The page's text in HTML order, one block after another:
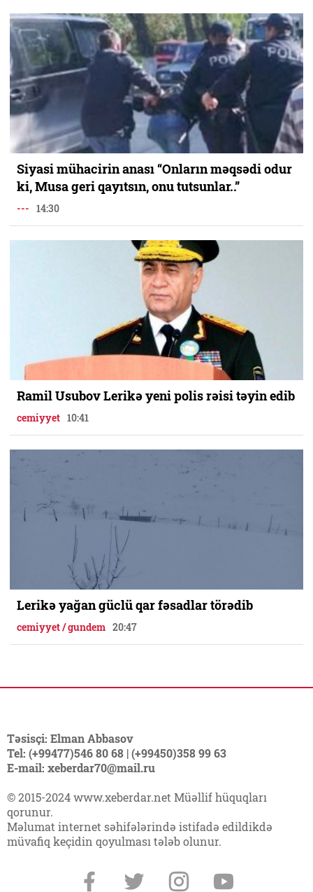
Siyasi mühacirin anası “Onların məqsədi odur
ki, Musa geri qayıtsın, onu tutsunlar..”
--- 14:30
Ramil Usubov Lerikə yeni polis rəisi təyin edib
cemiyyet 10:41
Lerikə yağan güclü qar fəsadlar törədib
cemiyyet / gundem 20:47
Təsisçi: Elman Abbasov
Tel: (+99477)546 80 68 | (+99450)358 99 63
E-mail: xeberdar70@mail.ru
© 2015-2024 www.xeberdar.net Müəllif hüquqları
qorunur.
Məlumat internet səhifələrində istifadə edildikdə
müvafiq keçidin qoyulması tələb olunur.